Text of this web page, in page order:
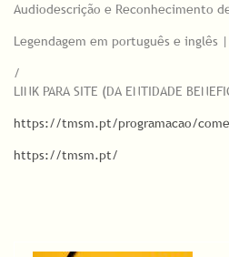
Audiodescrição e Reconhecimento
Legendagem em português e inglês |
/
LINK PARA SITE (DA ENTIDADE
https://tmsm.pt/programacao/
https://tmsm.pt/